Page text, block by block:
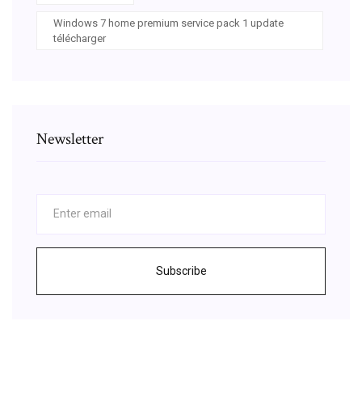
Windows 7 home premium service pack 1 update
télécharger
Newsletter
Subscribe